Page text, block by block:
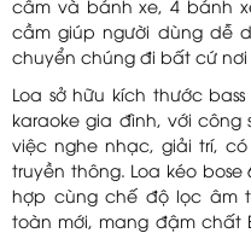
cầm và bánh xe, 4 bánh
cầm giúp người dùng dễ
chuyển chúng đi bất cứ nơi
Loa sở hữu kích thước
karaoke gia đình, với
việc nghe nhạc, giải trí,
truyền thông. Loa kéo bose
hợp cùng chế độ lọc âm
toàn mới, mang đậm chất